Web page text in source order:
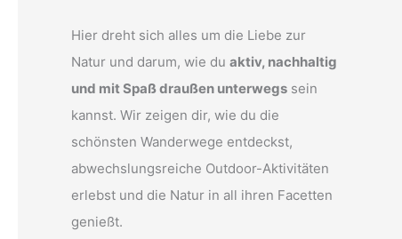
Hier dreht sich alles um die Liebe zur
Natur und darum, wie du aktiv, nachhaltig
und mit Spaß draußen unterwegs sein
kannst. Wir zeigen dir, wie du die
schönsten Wanderwege entdeckst,
abwechslungsreiche Outdoor-Aktivitäten
erlebst und die Natur in all ihren Facetten
genießt.